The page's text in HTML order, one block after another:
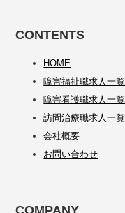
CONTENTS
HOME
障害福祉職求人一覧
障害看護職求人一覧
訪問治療職求人一覧
会社概要
お問い合わせ